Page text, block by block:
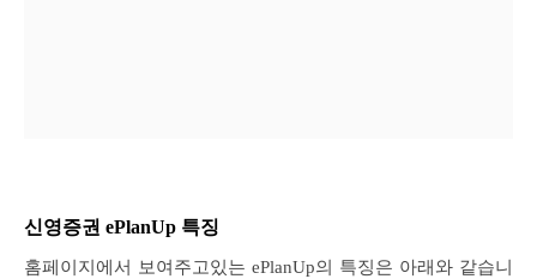
신영증권 ePlanUp 특징
홈페이지에서 보여주고있는 ePlanUp의 특징은 아래와 같습니